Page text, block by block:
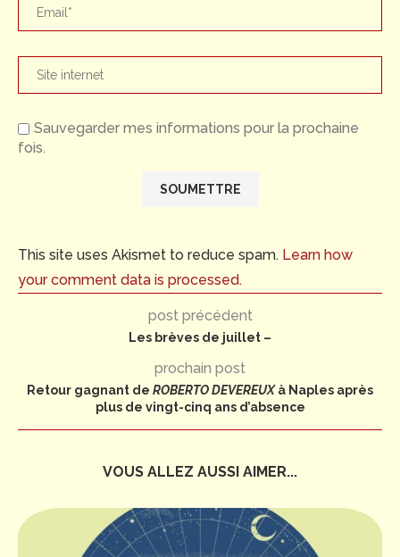
Sauvegarder mes informations pour la prochaine
fois.
This site uses Akismet to reduce spam. Learn how
your comment data is processed.
post précédent
Les brèves de juillet –
prochain post
Retour gagnant de ROBERTO DEVEREUXà Naples après
plus de vingt-cinq ans d’absence
VOUS ALLEZ AUSSI AIMER...